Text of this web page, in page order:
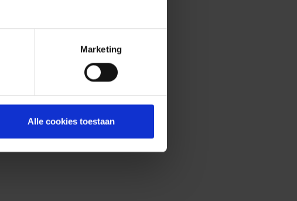
Marketing
Alle cookies toestaan